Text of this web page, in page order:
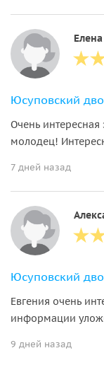
Очень интересная
молодец!
7 дней назад
Евгения очень
информации
9 дней назад